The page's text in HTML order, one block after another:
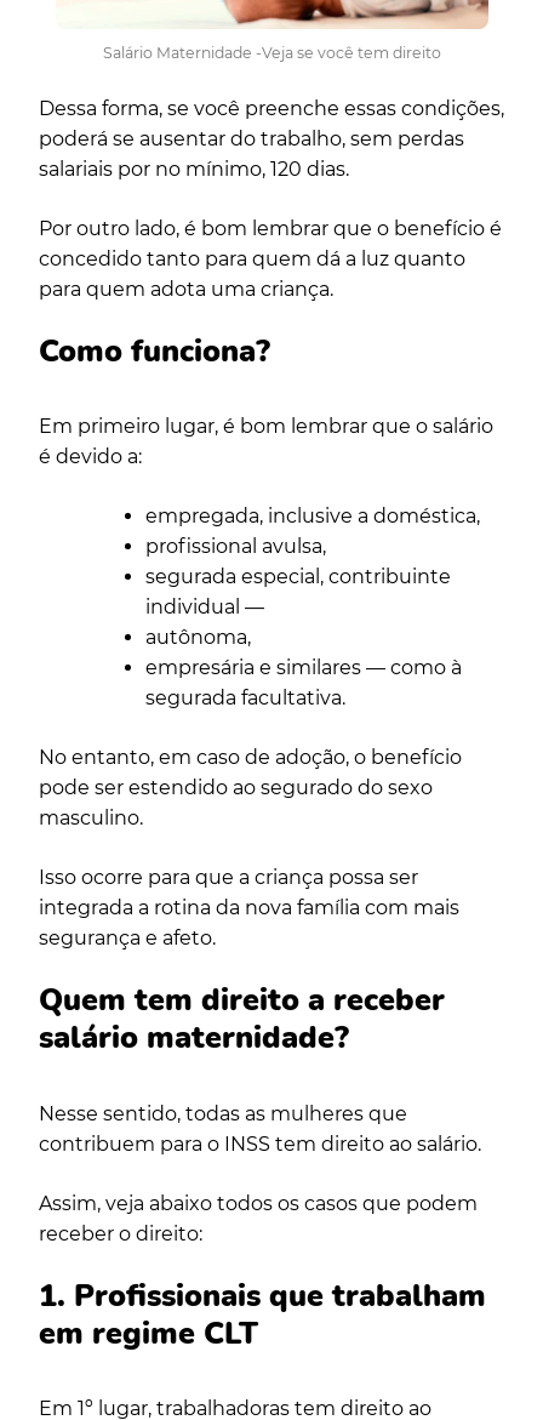
Salário Maternidade -Veja se você tem direito
Dessa forma, se você preenche essas condições,
poderá se ausentar do trabalho, sem perdas
salariais por no mínimo, 120 dias.
Por outro lado, é bom lembrar que o benefício é
concedido tanto para quem dá a luz quanto
para quem adota uma criança.
Como funciona?
Em primeiro lugar, é bom lembrar que o salário
é devido a:
empregada, inclusive a doméstica,
profissional avulsa,
segurada especial, contribuinte
individual —
autônoma,
empresária e similares — como à
segurada facultativa.
No entanto, em caso de adoção, o benefício
pode ser estendido ao segurado do sexo
masculino.
Isso ocorre para que a criança possa ser
integrada a rotina da nova família com mais
segurança e afeto.
Quem tem direito a receber
salário maternidade?
Nesse sentido, todas as mulheres que
contribuem para o INSS tem direito ao salário.
Assim, veja abaixo todos os casos que podem
receber o direito:
1. Profissionais que trabalham
em regime CLT
Em 1º lugar, trabalhadoras tem direito ao